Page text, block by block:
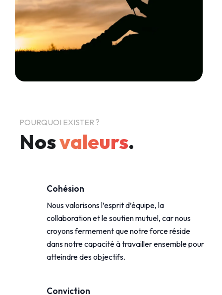
POURQUOI EXISTER ?
Nosvaleurs.
Cohésion
Nous valorisons l’esprit d’équipe, la
collaboration et le soutien mutuel, car nous
croyons fermement que notre force réside
dans notre capacité à travailler ensemble pour
atteindre des objectifs.
Conviction